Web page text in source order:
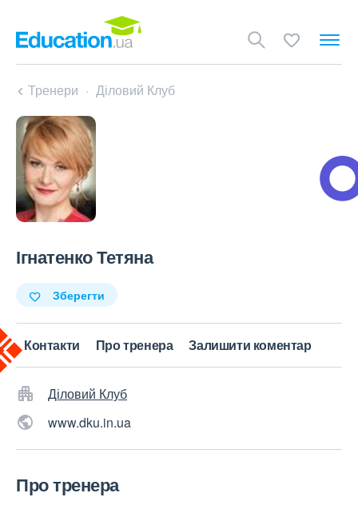
Тренери Діловий Клуб
Ігнатенко Тетяна
Зберегти
Контакти Про тренера Залишити коментар
Діловий Клуб
www.dku.in.ua
Про тренера